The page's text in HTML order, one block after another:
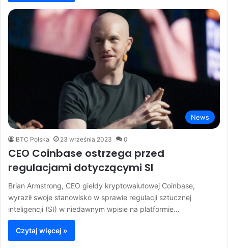
News
BTC Polska 23 września 2023 0
CEO Coinbase ostrzega przed
regulacjami dotyczącymi SI
Brian Armstrong, CEO giełdy kryptowalutowej Coinbase,
wyraził swoje stanowisko w sprawie regulacji sztucznej
inteligencji (SI) w niedawnym wpisie na platformie…
Czytaj więcej »